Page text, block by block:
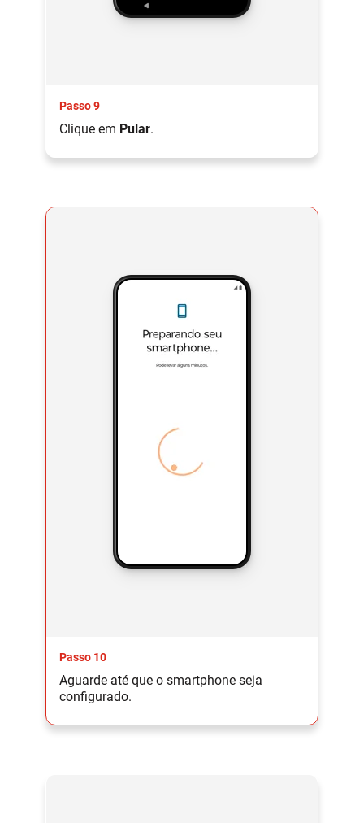
Passo 9
Clique em Pular.
Passo 10
Aguarde até que o smartphone seja
configurado.